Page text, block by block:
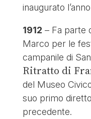
inaugurato
1912 – Fa parte
Marco per le
campanile di
Ritratto di
del Museo
suo primo
precedente.